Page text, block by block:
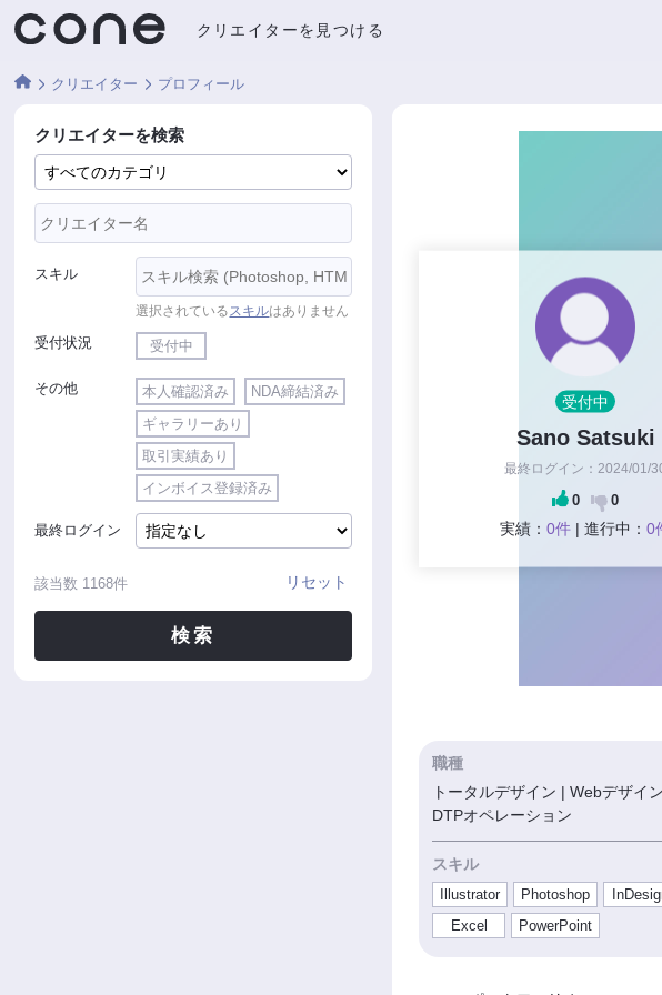
クリエイターを見つける
クリエイター プロフィール
クリエイターを検索
スキル
選択されているスキルはありません
受付状況 受付中
その他 本人確認済み
NDA締結済み
ギャラリーあり
取引実績あり
インボイス登録済み
最終ログイン
該当数 1168件 リセット
検索
受付中
Sano Satsuki
最終ログイン：2024/01/
0 0
実績：0件 | 進行中：0
職種
トータルデザイン | Webデザイ
DTPオペレーション
スキル
Illustrator Photoshop
Excel
PowerPoint